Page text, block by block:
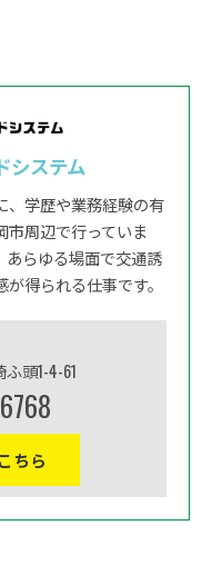
システム
、学歴や業務経験の有
市周辺で行っていま
あらゆる場面で交通誘
得られる仕事です。
頭1-4-61
ちら